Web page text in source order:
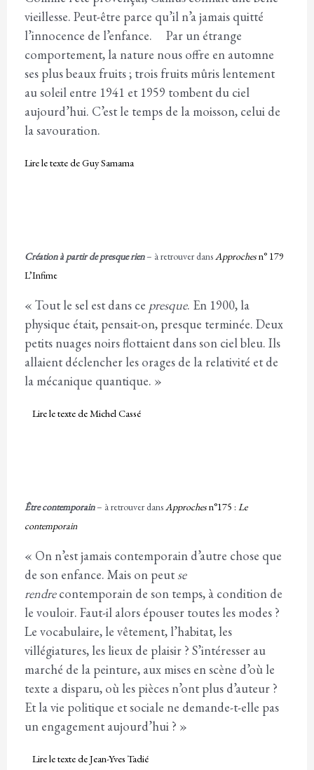
vieillesse. Peut-être parce qu’il n’a jamais quitté
l’innocence de l’enfance. Par un étrange
comportement, la nature nous offre en automne
ses plus beaux fruits ; trois fruits mûris lentement
au soleil entre 1941 et 1959 tombent du ciel
aujourd’hui. C’est le temps de la moisson, celui de
la savouration.
Lire le texte de Guy Samama
Création à partir de presque rien– à retrouver dansApprochesn° 179
L’Infime
« Tout le sel est dans ce presque. En 1900, la
physique était, pensait-on, presque terminée. Deux
petits nuages noirs flottaient dans son ciel bleu. Ils
allaient déclencher les orages de la relativité et de
la mécanique quantique. »
Lire le texte de Michel Cassé
Être contemporain– à retrouver dansApprochesn°175 : Le
contemporain
« On n’est jamais contemporain d’autre chose que
de son enfance. Mais on peutse
rendrecontemporain de son temps, à condition de
le vouloir. Faut-il alors épouser toutes les modes ?
Le vocabulaire, le vêtement, l’habitat, les
villégiatures, les lieux de plaisir ? S’intéresser au
marché de la peinture, aux mises en scène d’où le
texte a disparu, où les pièces n’ont plus d’auteur ?
Et la vie politique et sociale ne demande-t-elle pas
un engagement aujourd’hui ? »
Lire le texte de Jean-Yves Tadié